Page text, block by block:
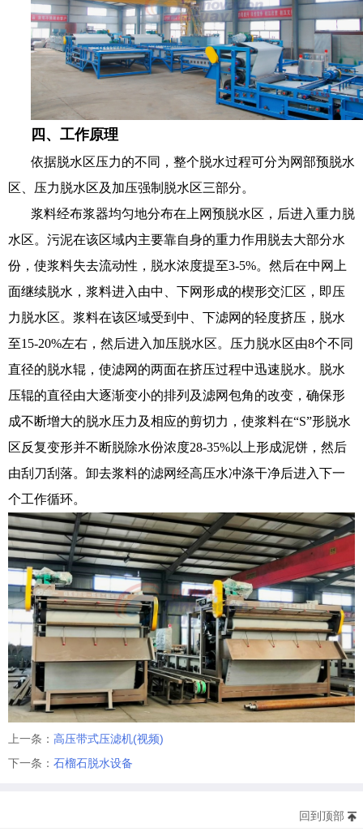
四、工作原理
依据脱水区压力的不同，整个脱水过程可分为网部预脱水
区、压力脱水区及加压强制脱水区三部分。
浆料经布浆器均匀地分布在上网预脱水区，后进入重力脱
水区。污泥在该区域内主要靠自身的重力作用脱去大部分水
份，使浆料失去流动性，脱水浓度提至3-5%。然后在中网上
面继续脱水，浆料进入由中、下网形成的楔形交汇区，即压
力脱水区。浆料在该区域受到中、下滤网的轻度挤压，脱水
至15-20%左右，然后进入加压脱水区。压力脱水区由8个不同
直径的脱水辊，使滤网的两面在挤压过程中迅速脱水。脱水
压辊的直径由大逐渐变小的排列及滤网包角的改变，确保形
成不断增大的脱水压力及相应的剪切力，使浆料在“S”形脱水
区反复变形并不断脱除水份浓度28-35%以上形成泥饼，然后
由刮刀刮落。卸去浆料的滤网经高压水冲涤干净后进入下一
个工作循环。
上一条： 高压带式压滤机(视频)
下一条： 石榴石脱水设备
回到顶部